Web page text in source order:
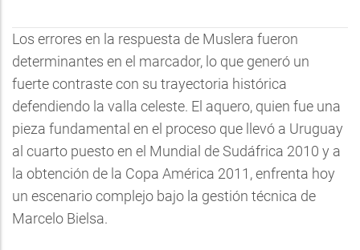
Los errores en la respuesta de Muslera fueron
determinantes en el marcador, lo que generó un
fuerte contraste con su trayectoria histórica
defendiendo la valla celeste. El aquero, quien fue una
pieza fundamental en el proceso que llevó a Uruguay
al cuarto puesto en el Mundial de Sudáfrica 2010 y a
la obtención de la Copa América 2011, enfrenta hoy
un escenario complejo bajo la gestión técnica de
Marcelo Bielsa.